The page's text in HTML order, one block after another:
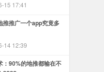
15 17:41
推推广一个app究竟多
14 12:39
：90%的地推都输在不